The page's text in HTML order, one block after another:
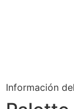
Información